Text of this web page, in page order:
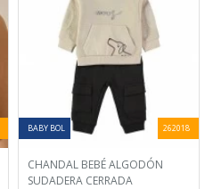
BABY BOL 262018
CHANDAL BEBÉ ALGODÓN
SUDADERA CERRADA